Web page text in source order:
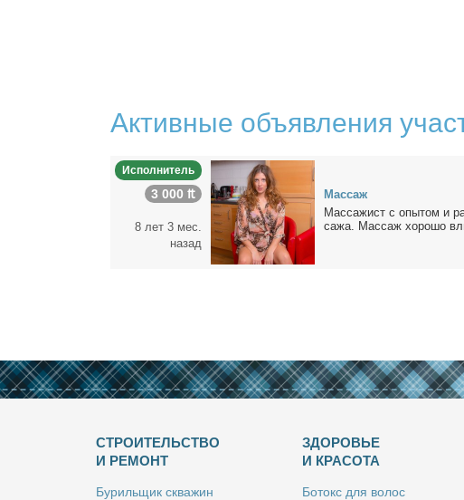
Активные объявления
Исполнитель
3 000 ₶
8 лет 3 мес.
назад
Мас­саж
Мас­са­жист с опы­том и
са­жа. Мас­саж хо­ро­шо
СТРОИТЕЛЬСТВО
И РЕМОНТ
Бу­риль­щик сква­жин
ЗДОРОВЬЕ
И КРАСОТА
Бо­токс для во­лос